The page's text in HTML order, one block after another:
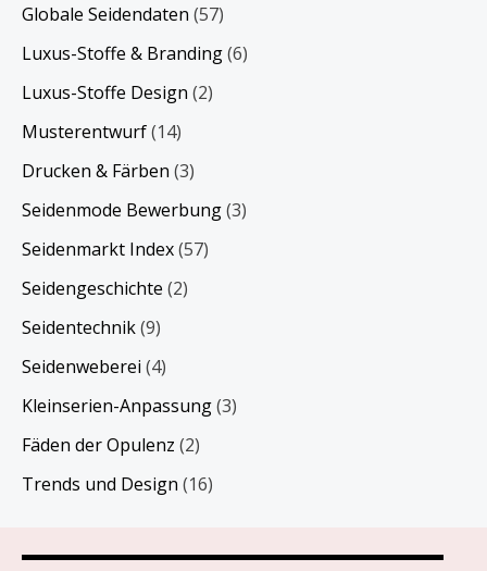
Globale Seidendaten (57)
Luxus-Stoffe & Branding(6)
Luxus-Stoffe Design (2)
Musterentwurf(14)
Drucken & Färben (3)
Seidenmode Bewerbung(3)
Seidenmarkt Index(57)
Seidengeschichte (2)
Seidentechnik(9)
Seidenweberei (4)
Kleinserien-Anpassung(3)
Fäden der Opulenz (2)
Trends und Design (16)